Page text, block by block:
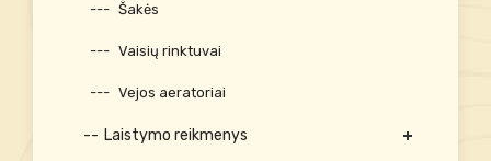
Šakės
Vaisių rinktuvai
Vejos aeratoriai
Laistymo reikmenys